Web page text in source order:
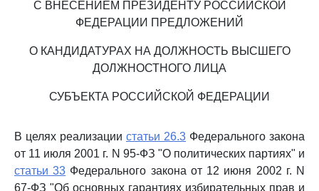
С ВНЕСЕНИЕМ ПРЕЗИДЕНТУ РОССИЙСКОЙ
ФЕДЕРАЦИИ ПРЕДЛОЖЕНИЙ
О КАНДИДАТУРАХ НА ДОЛЖНОСТЬ ВЫСШЕГО
ДОЛЖНОСТНОГО ЛИЦА
СУБЪЕКТА РОССИЙСКОЙ ФЕДЕРАЦИИ
В целях реализации статьи 26.3 Федерального закона
от 11 июля 2001 г. N 95-ФЗ "О политических партиях" и
статьи 33 Федерального закона от 12 июня 2002 г. N
67-ФЗ "Об основных гарантиях избирательных прав и